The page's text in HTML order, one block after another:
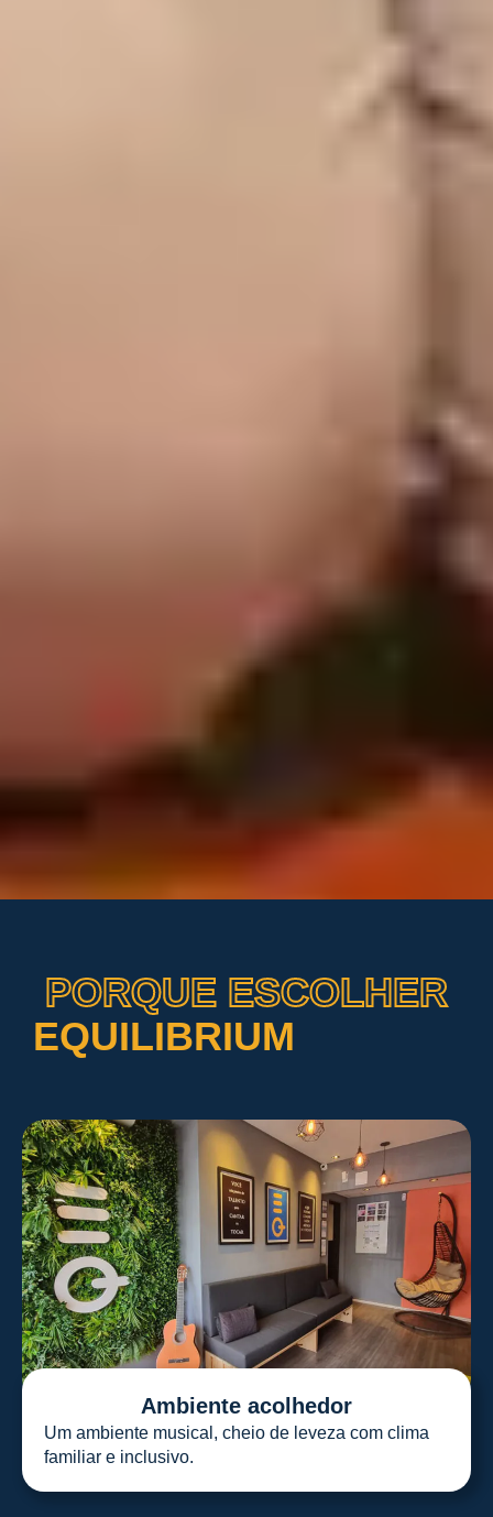
PORQUE ESCOLHER
EQUILIBRIUM
Ambiente acolhedor
Um ambiente musical, cheio de leveza com clima
familiar e inclusivo.